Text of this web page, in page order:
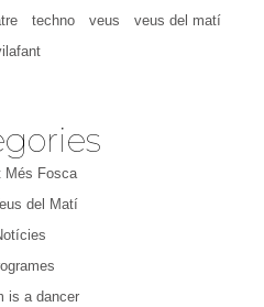
techno veus
veus del matí
Més Fosca
del Matí
is a dancer